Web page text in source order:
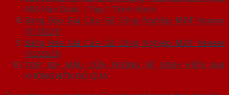
ABS Hàn Quốc | Top 1 Thịnh Hành
Bảng Báo Giá Cửa Gỗ Công Nghiệp MDF Veneer
[11/2021]
Bảng Báo Giá Cửa Gỗ Công Nghiệp MDF Veneer
[12/2021]
TOP 30+ MẪU CỬA PHÒNG VỆ SINH HIỆN ĐẠI
KHÔNG NÊN BỎ QUA